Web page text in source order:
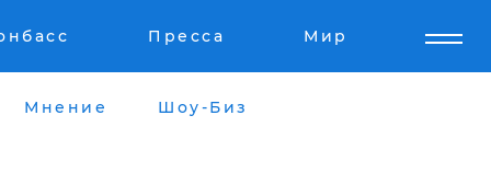
Пресса Мир
Мнение Шоу-Биз